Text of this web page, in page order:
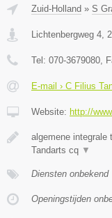
Zuid-Holland » S
Lichtenbergweg 4
Tel: 070-3679080 ,
E-mail › C Filius
Website: http://
algemene integrale
Tandarts cq ▼
Diensten onbekend
Openingstijden